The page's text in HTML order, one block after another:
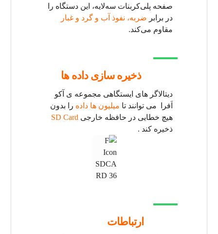
صفحه پلی‌کربنات سه‌لایه، این دستگاه را
در برابر ضربه، نفوذ آب و گرد و غبار
مقاوم می‌کند.
ذخیره سازی داده ها
دیتالاگر های ایستگاهی مجموعه ی آکو
اَفرا می توانند تا میلیون ها داده را بدون
هیچ خطایی در حافظه خارجی SD Card
ذخیره کند .
ارتباطات